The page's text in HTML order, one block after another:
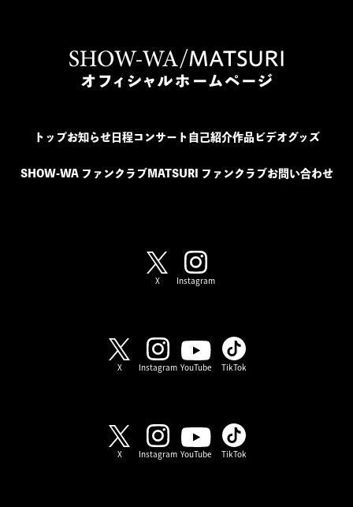
トップお知らせ日程コンサート 自己紹介作品ビデオグッズ
SHOW-WA ファンクラブ MATSURI ファンクラブ お問い合わせ
X Instagram
X Instagram YouTube TikTok
X Instagram YouTube TikTok